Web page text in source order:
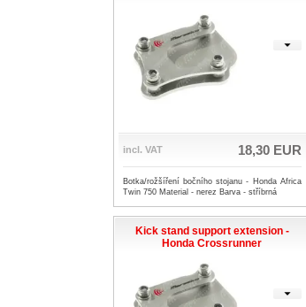
incl. VAT 18,30 EUR
Botka/rožšíření bočního stojanu - Honda Africa
Twin 750 Material - nerez Barva - stříbrná
Kick stand support extension -
Honda Crossrunner